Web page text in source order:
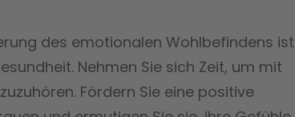
des emotionalen Wohlbefindens ist
Nehmen Sie sich Zeit, um mit
Fördern Sie eine positive